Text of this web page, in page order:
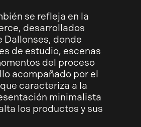
se refleja en la
desarrollados
Dallonses, donde
de estudio, escenas
del proceso
acompañado por el
caracteriza a la
minimalista
los productos y sus